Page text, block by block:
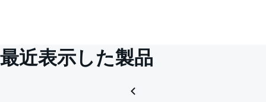
最近表示した製品